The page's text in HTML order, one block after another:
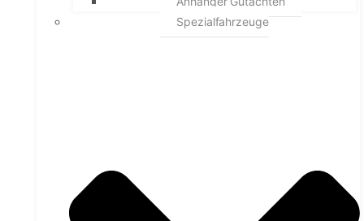
Spezialfahrzeuge